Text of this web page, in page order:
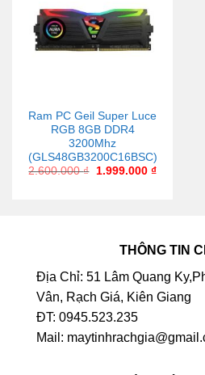
Ram PC Geil Super Luce
RGB 8GB DDR4
3200Mhz
(GLS48GB3200C16BSC)
2.600.000₫ 1.999.000 ₫
THÔNG TIN
Địa Chỉ: 51 Lâm Quang
Vân, Rạch Giá, Kiên Giang
ĐT: 0945.523.235
Mail: